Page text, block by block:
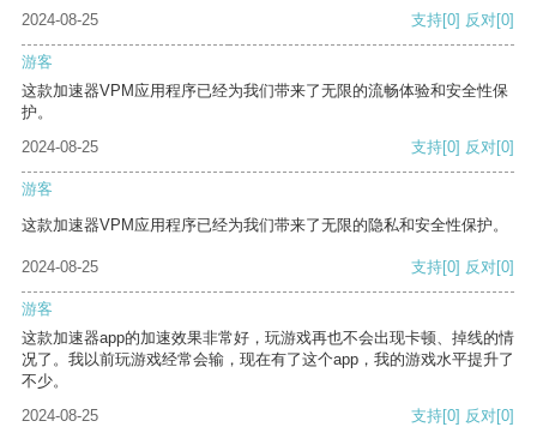
2024-08-25
支持[0] 反对[0]
游客
这款加速器VPM应用程序已经为我们带来了无限的流畅体验和安全性保
护。
2024-08-25
支持[0] 反对[0]
游客
这款加速器VPM应用程序已经为我们带来了无限的隐私和安全性保护。
2024-08-25 支持[0] 反对[0]
游客
这款加速器app的加速效果非常好，玩游戏再也不会出现卡顿、掉线的情
况了。我以前玩游戏经常会输，现在有了这个app，我的游戏水平提升了
不少。
2024-08-25
支持[0] 反对[0]